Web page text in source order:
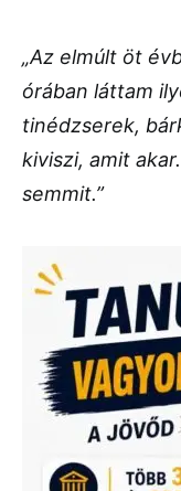
„Az elmúlt öt
órában láttam
tinédzserek,
kiviszi, amit
semmit.”